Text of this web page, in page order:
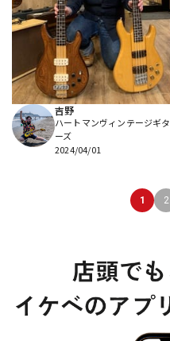
吉野
ハートマンヴィンテージギタ
ーズ
2024/04/01
1 2